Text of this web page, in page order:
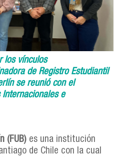
los vínculos
de Registro Estudiantil
se reunió con el
e
(FUB) es una institución
de Chile con la cual